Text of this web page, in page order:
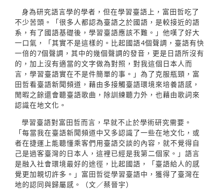
身為研究語言學的學者，但在學習臺語上，富田哲吃了
不少苦頭。「很多人都認為臺語之於國語，是較接近的語
系，有了國語基礎後，學習臺語應該不難。」他嘆了好大
一口氣，「其實不是這樣的。比起國語4個聲調，臺語有快
一倍的7個聲調，其中的幾個聲調的發音，更是日語所沒有
的，加上沒有適當的文字做為對照，對我這個日本人而
言，學習臺語實在不是件簡單的事。」為了克服瓶頸，富
田哲看臺語新聞頻道，藉由多接觸臺語環境來培養語感，
閒暇之餘還會聽臺語歌曲，除訓練聽力外，也藉由歌詞來
認識在地文化。
學習臺語對富田哲而言，早就不止於學術研究需要。
「每當我在臺語新聞頻道中又多認識了一些在地文化，或
者在捷運上能聽懂乘客們用臺語交談的內容，就不覺得自
己是過客臺灣的日本人，這裡已經是我第二個家。」語言
是融入社會環境最好的途徑，比起國語，「臺語給人的感
覺更加親切許多。」富田哲從學習臺語中，獲得了臺灣在
地的認同與歸屬感。（文／蔡晉宇）